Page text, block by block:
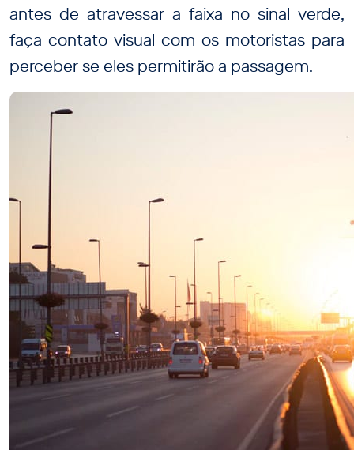
antes de atravessar a faixa no sinal verde,
faça contato visual com os motoristas para
perceber se eles permitirão a passagem.